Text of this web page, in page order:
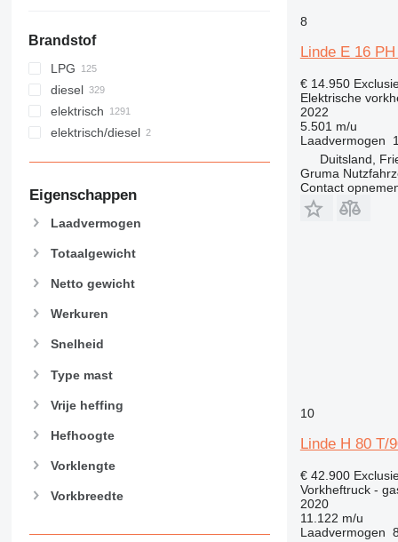
Brandstof
LPG
diesel
elektrisch
elektrisch/diesel
Eigenschappen
Laadvermogen
Totaalgewicht
Netto gewicht
Werkuren
Snelheid
Type mast
Vrije heffing
Hefhoogte
Vorklengte
Vorkbreedte
8
Linde E 16
€ 14.950
Elektrische
2022
5.501 m/u
Laadvermogen
Duitsland,
Gruma
Contact
10
Linde H 80 T/
€ 42.900
Vorkheftruck -
2020
11.122 m/u
Laadvermogen